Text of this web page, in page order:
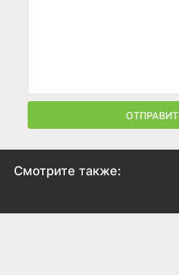
Смотрите также: